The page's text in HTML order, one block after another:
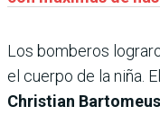
Los bomberos
el cuerpo de la niña.
Christian Bartomeus